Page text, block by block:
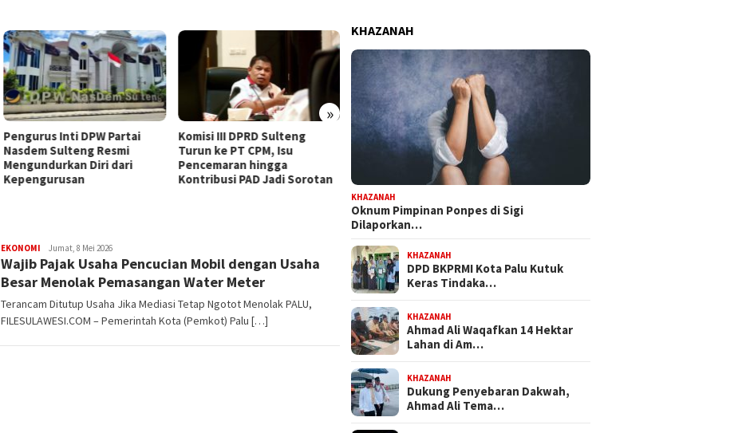
»
Pengurus Inti DPW Partai
Nasdem Sulteng Resmi
Mengundurkan Diri dari
Kepengurusan
Komisi III DPRD Sulteng
Turun ke PT CPM, Isu
Pencemaran hingga
Kontribusi PAD Jadi Sorotan
Dapat Mandat PKB, H Nanang
Persiapkan Diri Hadapi
Pilwalkot Palu 2029
Propemperda 2027
EKONOMI FILESULAWESI
Jumat, 8 Mei 2026
Wajib Pajak Usaha Pencucian Mobil dengan Usaha
Besar Menolak Pemasangan Water Meter
Terancam Ditutup Usaha Jika Mediasi Tetap Ngotot Menolak PALU,
FILESULAWESI.COM – Pemerintah Kota (Pemkot) Palu […]
KHAZANAH
KHAZANAH
Oknum Pimpinan Ponpes di Sigi
Dilaporkan…
KHAZANAH
DPD BKPRMI Kota Palu Kutuk
Keras Tindaka…
KHAZANAH
Ahmad Ali Waqafkan 14 Hektar
Lahan di Am…
KHAZANAH
Dukung Penyebaran Dakwah,
Ahmad Ali Tema…